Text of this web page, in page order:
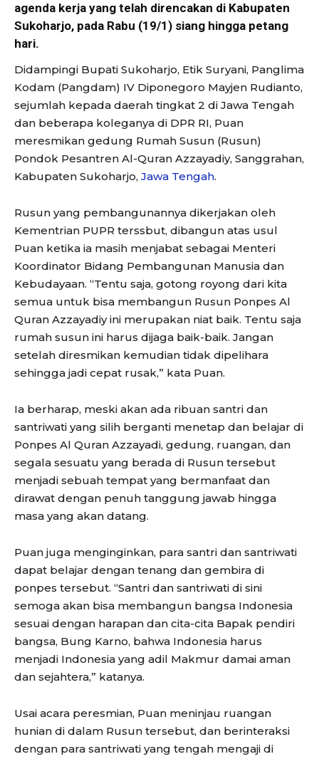
agenda kerja yang telah direncakan di Kabupaten
Sukoharjo, pada Rabu (19/1) siang hingga petang
hari.
Didampingi Bupati Sukoharjo, Etik Suryani, Panglima
Kodam (Pangdam) IV Diponegoro Mayjen Rudianto,
sejumlah kepada daerah tingkat 2 di Jawa Tengah
dan beberapa koleganya di DPR RI, Puan
meresmikan gedung Rumah Susun (Rusun)
Pondok Pesantren Al-Quran Azzayadiy, Sanggrahan,
Kabupaten Sukoharjo, Jawa Tengah.
Rusun yang pembangunannya dikerjakan oleh
Kementrian PUPR terssbut, dibangun atas usul
Puan ketika ia masih menjabat sebagai Menteri
Koordinator Bidang Pembangunan Manusia dan
Kebudayaan. “Tentu saja, gotong royong dari kita
semua untuk bisa membangun Rusun Ponpes Al
Quran Azzayadiy ini merupakan niat baik. Tentu saja
rumah susun ini harus dijaga baik-baik. Jangan
setelah diresmikan kemudian tidak dipelihara
sehingga jadi cepat rusak,” kata Puan.
Ia berharap, meski akan ada ribuan santri dan
santriwati yang silih berganti menetap dan belajar di
Ponpes Al Quran Azzayadi, gedung, ruangan, dan
segala sesuatu yang berada di Rusun tersebut
menjadi sebuah tempat yang bermanfaat dan
dirawat dengan penuh tanggung jawab hingga
masa yang akan datang.
Puan juga menginginkan, para santri dan santriwati
dapat belajar dengan tenang dan gembira di
ponpes tersebut. “Santri dan santriwati di sini
semoga akan bisa membangun bangsa Indonesia
sesuai dengan harapan dan cita-cita Bapak pendiri
bangsa, Bung Karno, bahwa Indonesia harus
menjadi Indonesia yang adil Makmur damai aman
dan sejahtera,” katanya.
Usai acara peresmian, Puan meninjau ruangan
hunian di dalam Rusun tersebut, dan berinteraksi
dengan para santriwati yang tengah mengaji di